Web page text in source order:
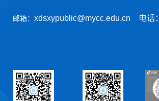
邮箱： xdsxypublic@mycc.edu.cn 电话：